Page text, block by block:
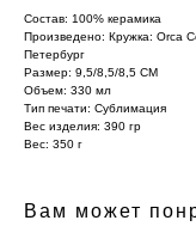
Состав: 100% керамика
Произведено: Кружка: Orca
Петербург
Размер: 9,5/8,5/8,5 СМ
Объем: 330 мл
Тип печати: Сублимация
Вес изделия: 390 гр
Вес: 350 г
Вам может